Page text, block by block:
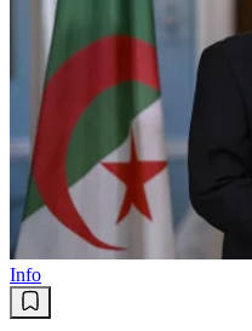
Info